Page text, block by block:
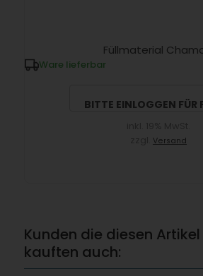
Füllmaterial
Ware lieferbar
BITTE EINLOGGEN FÜR
Versand
Kunden die diesen
kauften auch: